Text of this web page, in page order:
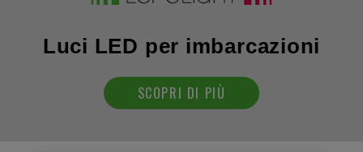
Luci LED per imbarcazioni
SCOPRI DI PIÙ